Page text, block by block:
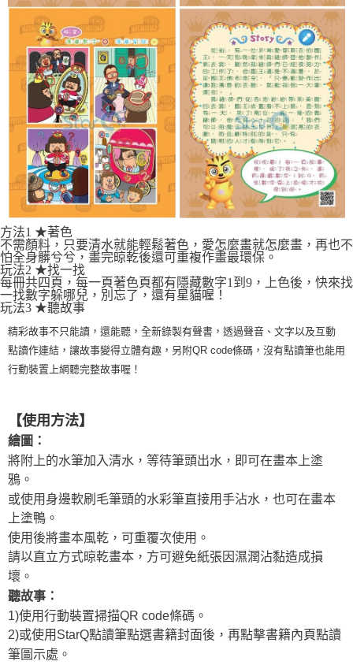
方法1 ★著色
不需顏料，只要清水就能輕鬆著色，愛怎麼畫就怎麼畫，再也不
怕全身髒兮兮，畫完晾乾後還可重複作畫最環保。
玩法2 ★找一找
每冊共四頁，每一頁著色頁都有隱藏數字1到9，上色後，快來找
一找數字躲哪兒，別忘了，還有星貓喔！
玩法3 ★聽故事
精彩故事不只能讀，還能聽，全新錄製有聲書，透過聲音、文字以及互動
點讀作連結，讓故事變得立體有趣，另附QR code條碼，沒有點讀筆也能用
行動裝置上網聽完整故事喔！
【使用方法】
繪圖：
將附上的水筆加入清水，等待筆頭出水，即可在畫本上塗
鴉。
或使用身邊軟刷毛筆頭的水彩筆直接用手沾水，也可在畫本
上塗鴨。
使用後將畫本風乾，可重覆次使用。
請以直立方式晾乾畫本 ，方可避免紙張因濕潤沾黏造成損
壞。
聽故事：
1)使用行動裝置掃描QR code條碼。
2)或使用StarQ點讀筆點選書籍封面後，再點擊書籍內頁點讀
筆圖示處。